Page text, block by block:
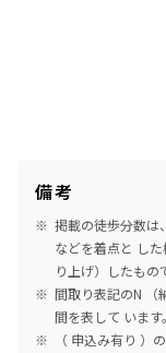
備考
掲載の徒歩分数は
などを着点と し
り上げ）したもの
間取り表記のN （
間を表して いま
（ 申込み有り ）